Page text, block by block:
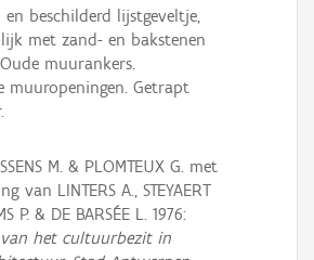
en beschilderd lijstgeveltje,
met zand- en bakstenen
muurankers.
muuropeningen. Getrapt
M. & PLOMTEUX G. met
van LINTERS A., STEYAERT
P. & DE BARSÉE L. 1976:
het cultuurbezit in